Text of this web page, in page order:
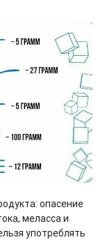
опасение
меласса и
употреблять